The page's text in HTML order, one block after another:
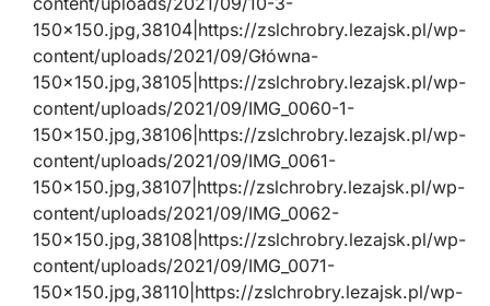
150×150.jpg,38104|https://zslchrobry.lezajsk.pl/wp-
content/uploads/2021/09/Główna-
150×150.jpg,38105|https://zslchrobry.lezajsk.pl/wp-
content/uploads/2021/09/IMG_0060-1-
150×150.jpg,38106|https://zslchrobry.lezajsk.pl/wp-
content/uploads/2021/09/IMG_0061-
150×150.jpg,38107|https://zslchrobry.lezajsk.pl/wp-
content/uploads/2021/09/IMG_0062-
150×150.jpg,38108|https://zslchrobry.lezajsk.pl/wp-
content/uploads/2021/09/IMG_0071-
150×150.jpg,38110|https://zslchrobry.lezajsk.pl/wp-